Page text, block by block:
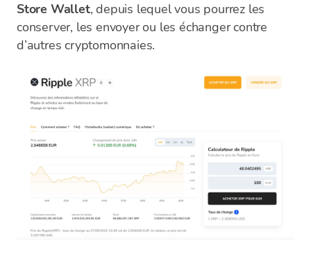
Store Wallet, depuis lequel vous pourrez les
conserver, les envoyer ou les échanger contre
d’autres cryptomonnaies.